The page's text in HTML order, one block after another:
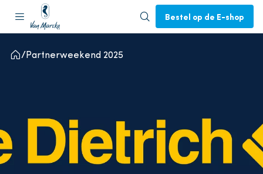
Bestel op de E-shop
Partnerweekend 2025